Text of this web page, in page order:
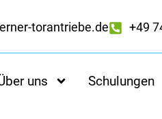
torantriebe.de +49
uns Schulungen